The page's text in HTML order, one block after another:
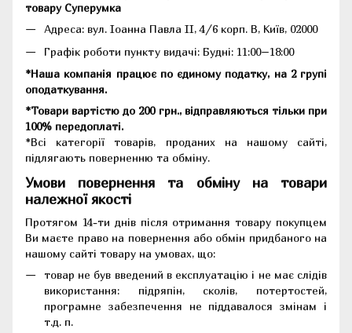
товару Суперумка
Адреса: вул. Іоанна Павла II, 4/6 корп. В, Київ, 02000
Графік роботи пункту видачі: Будні: 11:00–18:00
*Наша компанія працює по єдиному податку, на 2 групі
оподаткування.
*Товари вартістю до 200 грн., відправляються тільки при
100% передоплаті.
*Всі категорії товарів, проданих на нашому сайті,
підлягають поверненню та обміну.
Умови повернення та обміну на товари
належної якості
Протягом 14-ти днів після отримання товару покупцем
Ви маєте право на повернення або обмін придбаного на
нашому сайті товару на умовах, що:
товар не був введений в експлуатацію і не має слідів
використання: підряпін, сколів, потертостей,
програмне забезпечення не піддавалося змінам і
т.д. п.